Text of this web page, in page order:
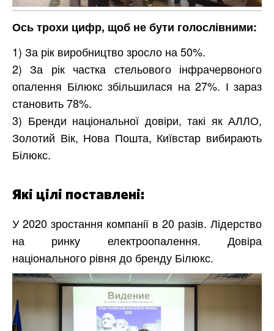
Ось трохи цифр, щоб не бути голослівними:
1) За рік виробництво зросло на 50%.
2) За рік частка стельового інфрачервоного
опалення Білюкс збільшилася на 27%. І зараз
становить 78%.
3) Бренди національної довіри, такі як АЛЛО,
Золотий Вік, Нова Пошта, Київстар вибирають
Білюкс.
Які цілі поставлені:
У 2020 зростання компанії в 20 разів. Лідерство
на ринку електроопалення. Довіра
національного рівня до бренду Білюкс.